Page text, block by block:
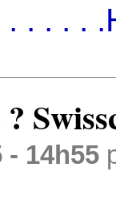
. . . . .
- 14h55